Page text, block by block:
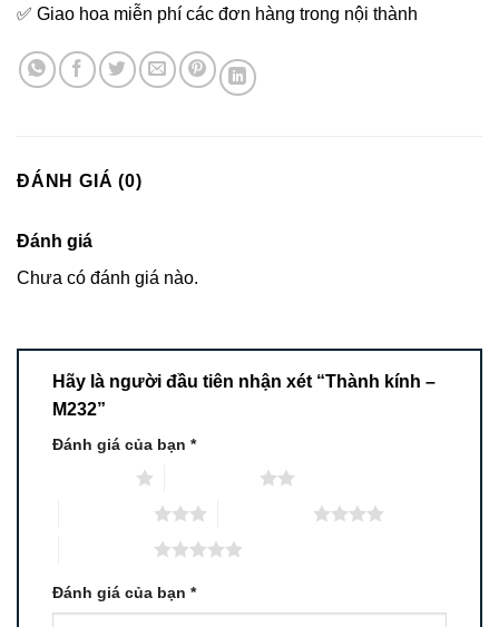
✅ Giao hoa miễn phí các đơn hàng trong nội thành
ĐÁNH GIÁ (0)
Đánh giá
Chưa có đánh giá nào.
Hãy là người đầu tiên nhận xét “Thành kính –
M232”
Đánh giá của bạn *
Đánh giá của bạn *